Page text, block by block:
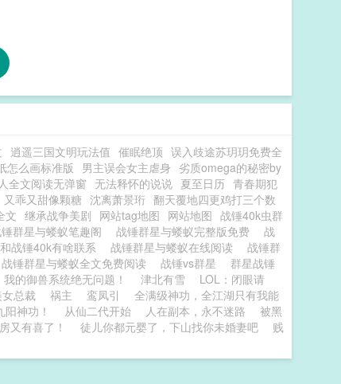
逍遥三国文明玩法值 催眠绝顶 误入歧途苏玥玥免费全
怎么画标准版 男主误会女主虐身 劣质omega的秘密by
全文阅读无弹窗 无法释怀的说说 夏至日历 青春期犯
又乖又甜像颗糖 沈离萧景珩 翻天覆地四更鸡打三个数
文 继承战争美剧 网站tag地图 网站地图 战锤40k虫群
群星与蝼蚁笔趣阁 战锤群星与蝼蚁完整版免费
战
战锤40k有啥联系 战锤群星与蝼蚁在线阅读
战锤群
战锤群星与蝼蚁全文免费阅读 战锤vs群星
群星战锤
我的御兽系统绝无问题！ 津北有雪
LOL：闭眼请
总裁 祸主 鸾凤引
全满级神功，全江湖只有我能
神功！ 从仙二代开始 人在副本，永不迷路
被黑
又有喜了！ 徒儿你都元婴了，下山找你未婚妻吧
贱